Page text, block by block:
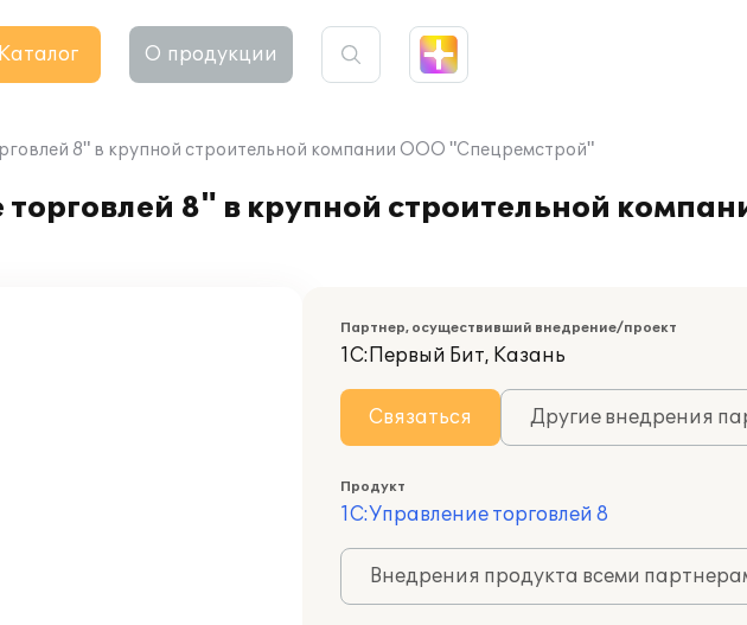
Каталог О продукции
8" в крупной строительной компании ООО "Спецремстрой"
8" в крупной строительной
Партнер, осуществивший внедрение/проект
1С:Первый Бит, Казань
Связаться Другие внедрения
Продукт
1С:Управление торговлей 8
Внедрения продукта всеми